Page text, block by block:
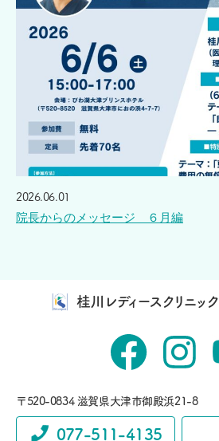
2026.06.01
院長からのメッセージ ６月編
桂川レディースクリニック
〒520-0834 滋賀県大津市御殿浜21-8
077-511-4135